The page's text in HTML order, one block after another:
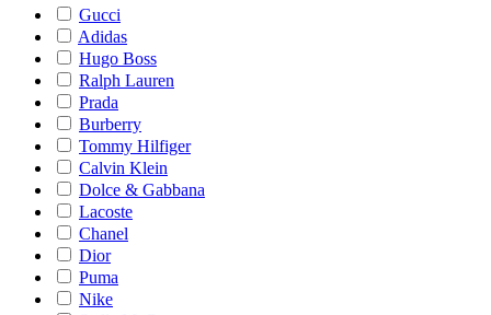
Gucci
Adidas
Hugo Boss
Ralph Lauren
Prada
Burberry
Tommy Hilfiger
Calvin Klein
Dolce & Gabbana
Lacoste
Chanel
Dior
Puma
Nike